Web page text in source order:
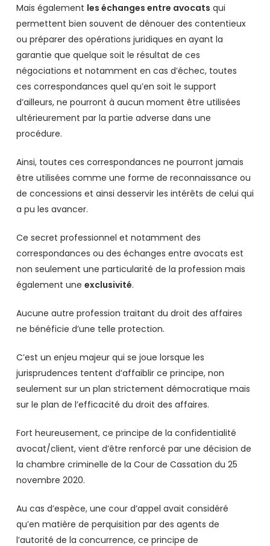
Mais également les échanges entre avocats qui
permettent bien souvent de dénouer des contentieux
ou préparer des opérations juridiques en ayant la
garantie que quelque soit le résultat de ces
négociations et notamment en cas d’échec, toutes
ces correspondances quel qu’en soit le support
d’ailleurs, ne pourront à aucun moment être utilisées
ultérieurement par la partie adverse dans une
procédure.
Ainsi, toutes ces correspondances ne pourront jamais
être utilisées comme une forme de reconnaissance ou
de concessions et ainsi desservir les intérêts de celui qui
a pu les avancer.
Ce secret professionnel et notamment des
correspondances ou des échanges entre avocats est
non seulement une particularité de la profession mais
également une exclusivité.
Aucune autre profession traitant du droit des affaires
ne bénéficie d’une telle protection.
C’est un enjeu majeur qui se joue lorsque les
jurisprudences tentent d’affaiblir ce principe, non
seulement sur un plan strictement démocratique mais
sur le plan de l’efficacité du droit des affaires.
Fort heureusement, ce principe de la confidentialité
avocat/client, vient d’être renforcé par une décision de
la chambre criminelle de la Cour de Cassation du 25
novembre 2020.
Au cas d’espèce, une cour d’appel avait considéré
qu’en matière de perquisition par des agents de
l’autorité de la concurrence, ce principe de